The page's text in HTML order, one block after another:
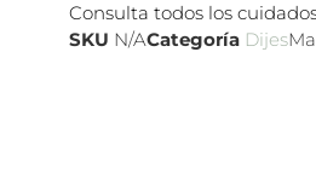
Consulta todos los
SKU N/ACategoría Dijes